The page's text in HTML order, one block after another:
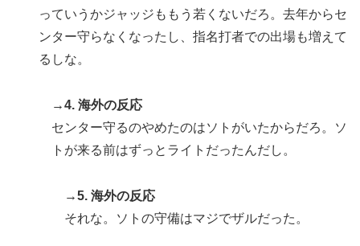
っていうかジャッジももう若くないだろ。去年からセ
ンター守らなくなったし、指名打者での出場も増えて
るしな。
→4. 海外の反応
センター守るのやめたのはソトがいたからだろ。ソ
トが来る前はずっとライトだったんだし。
→5. 海外の反応
それな。ソトの守備はマジでザルだった。